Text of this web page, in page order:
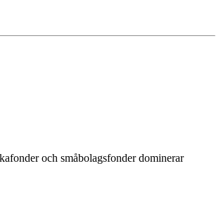
och småbolagsfonder dominerar